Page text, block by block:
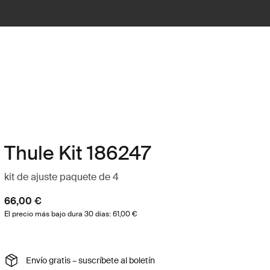
Thule Kit 186247
kit de ajuste paquete de 4
66,00 €
El precio más bajo dura 30 días: 61,00 €
Envío gratis – suscríbete al boletín